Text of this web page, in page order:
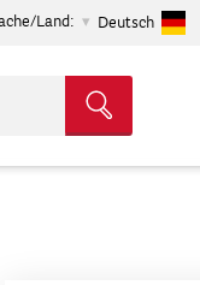
Land: Deutsch